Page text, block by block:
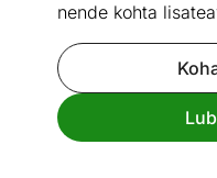
nende kohta